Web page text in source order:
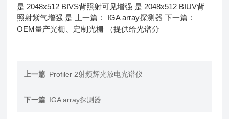
是 2048x512 BIVS背照射可见增强 是 2048x512 BIUV背
照射紫气增强 是 上一篇： IGA array探测器 下一篇：
OEM量产光栅、定制光栅 （提供给光谱分
上一篇 Profiler 2射频辉光放电光谱仪
下一篇 IGA array探测器